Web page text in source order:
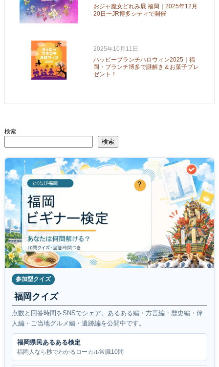
おジャ魔女どれみ展 福岡｜2025年12月
20日〜JR博多シティで開催
2025年10月11日
ハッピーブランチハロウィン2025｜福
岡・ブランチ博多で謎解き＆お菓子プレ
ゼント！
検索
検索
参加型クイズ
福岡クイズ
点数と回答時間をSNSでシェア。あるある編・方言編・歴史編・偉
人編・ご当地グルメ編・遺跡編を公開中です。
福岡県民あるある検定
福岡人なら秒でわかるローカル常識10問